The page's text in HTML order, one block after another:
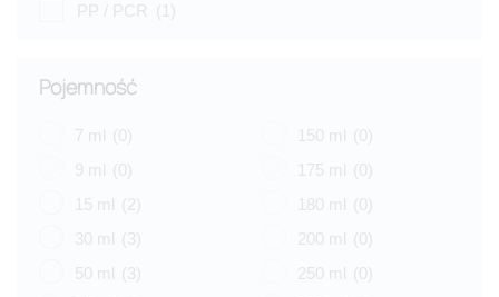
PP / PCR (1)
Pojemność
7 ml
(0)
9 ml
(0)
15 ml
(2)
30 ml
(3)
50 ml
(3)
150 ml
(0)
175 ml
(0)
180 ml
(0)
200 ml
(0)
250 ml
(0)